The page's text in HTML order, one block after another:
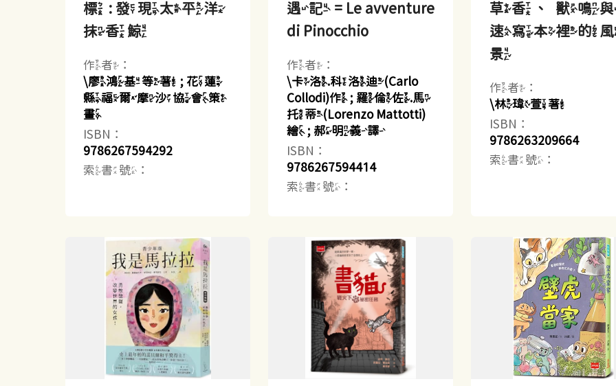
標 : 發現太平洋
抹香鯨
作者：
\廖鴻基等著 ; 花蓮
縣福爾摩沙協會策
畫
ISBN：
9786267594292
索書號：
遇記 = Le avventure
di Pinocchio
作者：
\卡洛.科洛迪(Carlo
Collodi)作 ; 羅倫佐.馬
托蒂(Lorenzo Mattotti)
繪 ; 郝明義譯
ISBN：
9786267594414
索書號：
草香、獸鳴
速寫本裡的
景
作者：
\林瑋萱著
ISBN：
9786263209664
索書號：